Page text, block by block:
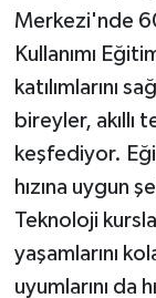
Merkezi'nde
Kullanımı
katılımlarını
bireyler, akıllı
keşfediyor.
hızına uygun
Teknoloji
yaşamlarını
uyumlarını da